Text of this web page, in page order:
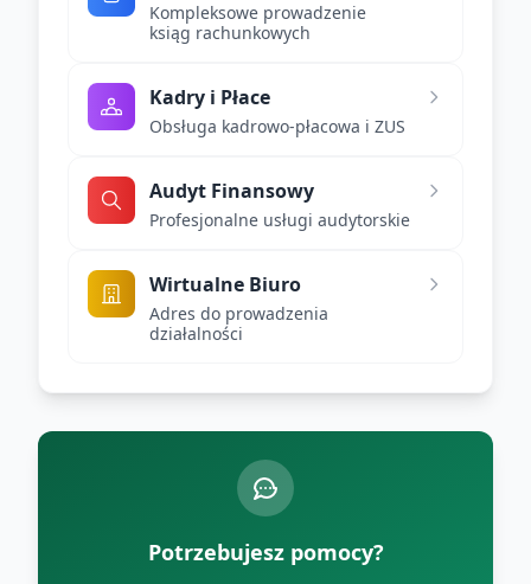
Kompleksowe prowadzenie
ksiąg rachunkowych
Kadry i Płace
Obsługa kadrowo-płacowa i ZUS
Audyt Finansowy
Profesjonalne usługi audytorskie
Wirtualne Biuro
Adres do prowadzenia
działalności
Potrzebujesz pomocy?